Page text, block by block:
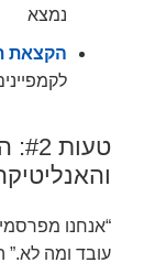
נמצא
הקצאת
“אנחנו
עובד ומה